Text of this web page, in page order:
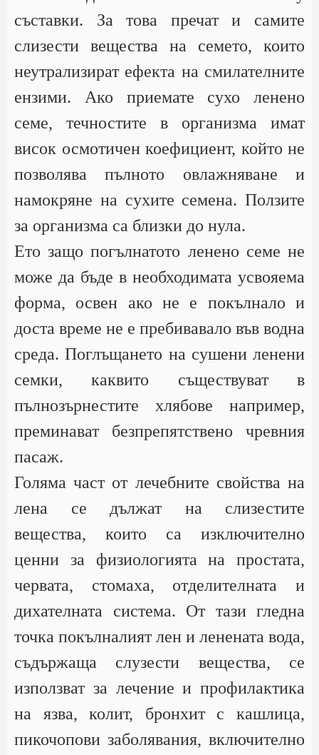
съставки. За това пречат и самите
слизести вещества на семето, които
неутрализират ефекта на смилателните
ензими. Ако приемате сухо ленено
семе, течностите в организма имат
висок осмотичен коефициент, който не
позволява пълното овлажняване и
намокряне на сухите семена. Ползите
за организма са близки до нула.
Ето защо погълнатото ленено семе не
може да бъде в необходимата усвояема
форма, освен ако не е покълнало и
доста време не е пребивавало във водна
среда. Поглъщането на сушени ленени
семки, каквито съществуват в
пълнозърнестите хлябове например,
преминават безпрепятствено чревния
пасаж.
Голяма част от лечебните свойства на
лена се дължат на слизестите
вещества, които са изключително
ценни за физиологията на простата,
червата, стомаха, отделителната и
дихателната система. От тази гледна
точка покълналият лен и ленената вода,
съдържаща слузести вещества, се
използват за лечение и профилактика
на язва, колит, бронхит с кашлица,
пикочопови заболявания, включително